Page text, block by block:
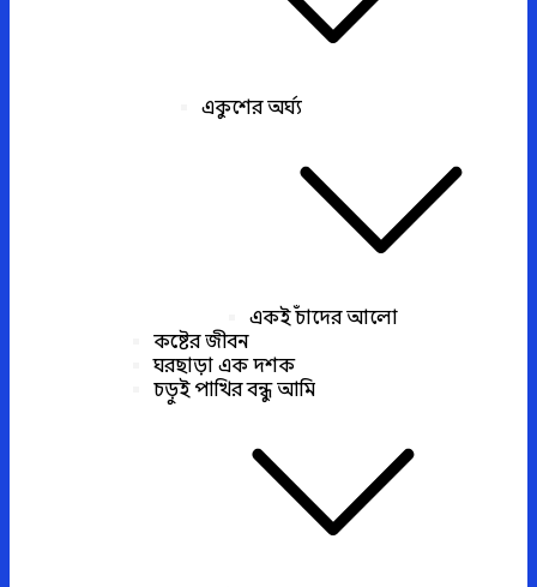
একুশের অর্ঘ্য
একই চাঁদের আলো
কষ্টের জীবন
ঘরছাড়া এক দশক
চড়ুই পাখির বন্ধু আমি